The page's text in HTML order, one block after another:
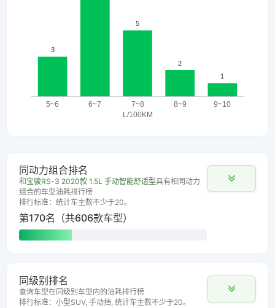
同动力组合排名
和 宝骏RS-3 2020款 1.5L 手动智能舒适型具有相同动力
组合的车型油耗排行榜
排行标准：统计车主数不少于20。
第170名（共606款车型）
同级别排名
查询车型在同级别车型内的油耗排行榜
排行标准：小型SUV, 手动挡, 统计车主数不少于20。